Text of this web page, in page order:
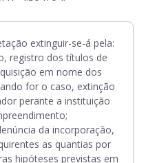
extinguir-se-á pela:
registro dos títulos de
em nome dos
for o caso, extinção
perante a instituição
da incorporação,
as quantias por
hipóteses previstas em